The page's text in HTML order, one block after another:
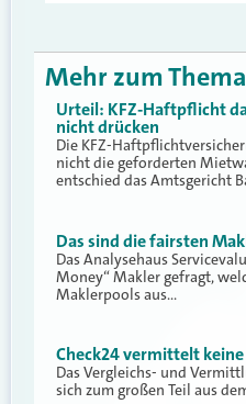
Mehr zum Thema
Urteil: KFZ-Haftpflicht
nicht drücken
Die KFZ-
nicht die geforderten
entschied das Amtsgericht
Das sind die fairsten
Das Analysehaus
Money“ Makler gefragt,
Maklerpools aus…
Check24 vermittelt
Das Vergleichs- und
sich zum großen Teil aus